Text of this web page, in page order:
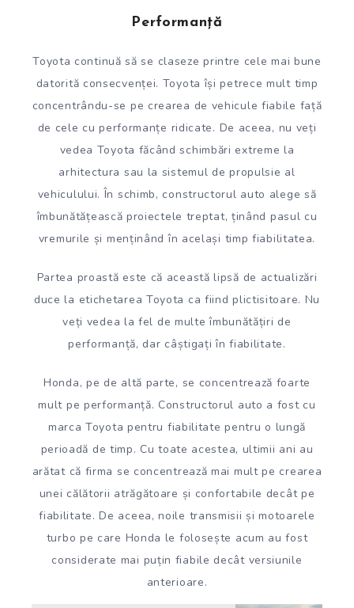
Performanță
Toyota continuă să se claseze printre cele mai bune
datorită consecvenței. Toyota își petrece mult timp
concentrându-se pe crearea de vehicule fiabile față
de cele cu performanțe ridicate. De aceea, nu veți
vedea Toyota făcând schimbări extreme la
arhitectura sau la sistemul de propulsie al
vehiculului. În schimb, constructorul auto alege să
îmbunătățească proiectele treptat, ținând pasul cu
vremurile și menținând în același timp fiabilitatea.
Partea proastă este că această lipsă de actualizări
duce la etichetarea Toyota ca fiind plictisitoare. Nu
veți vedea la fel de multe îmbunătățiri de
performanță, dar câștigați în fiabilitate.
Honda, pe de altă parte, se concentrează foarte
mult pe performanță. Constructorul auto a fost cu
marca Toyota pentru fiabilitate pentru o lungă
perioadă de timp. Cu toate acestea, ultimii ani au
arătat că firma se concentrează mai mult pe crearea
unei călătorii atrăgătoare și confortabile decât pe
fiabilitate. De aceea, noile transmisii și motoarele
turbo pe care Honda le folosește acum au fost
considerate mai puțin fiabile decât versiunile
anterioare.